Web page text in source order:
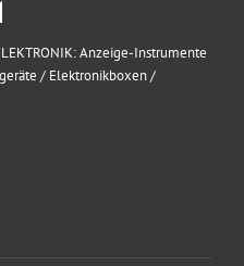
Anzeige-Instrumente
/ Elektronikboxen /